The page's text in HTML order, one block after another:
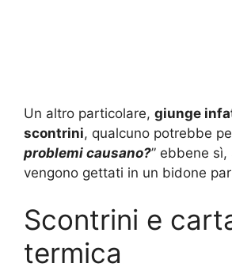
Un altro particolare, giunge
scontrini, qualcuno potrebbe
problemi causano?” ebbene sì,
vengono gettati in un bidone
Scontrini e
termica